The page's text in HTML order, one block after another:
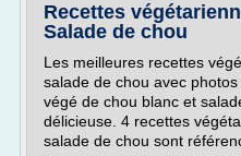
Recettes
Salade de chou
Les meilleures recettes
salade de chou avec
végé de chou blanc et
délicieuse. 4 recettes
salade de chou sont